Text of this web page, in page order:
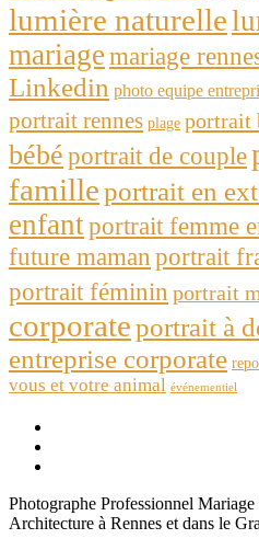
lumière naturelle
mariagemariage
Linkedin photo equipe
portrait rennes plage portrait
bébéportrait de couple
familleportrait en
enfantportrait femme
future maman portrait
portrait féminin portrait
corporateportrait à
entreprise corporate
vous et votre animal événementiel
Photographe Professionnel
Architecture à Rennes et dans le